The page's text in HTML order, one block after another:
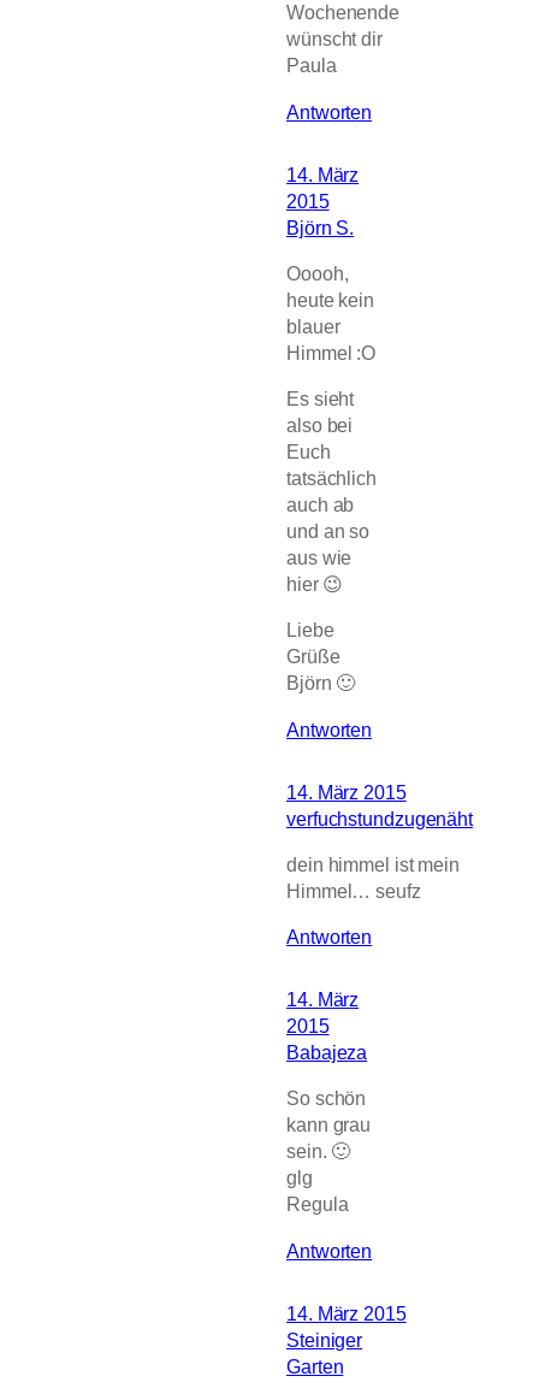
Wochenende
wünscht dir
Paula
Antworten
14. März
2015
Björn S.
Ooooh,
heute kein
blauer
Himmel :O
Es sieht
also bei
Euch
tatsächlich
auch ab
und an so
aus wie
hier 😉
Liebe
Grüße
Björn 🙂
Antworten
14. März 2015
verfuchstundzugenäht
dein himmel ist mein
Himmel… seufz
Antworten
14. März
2015
Babajeza
So schön
kann grau
sein. 🙂
glg
Regula
Antworten
14. März 2015
Steiniger
Garten